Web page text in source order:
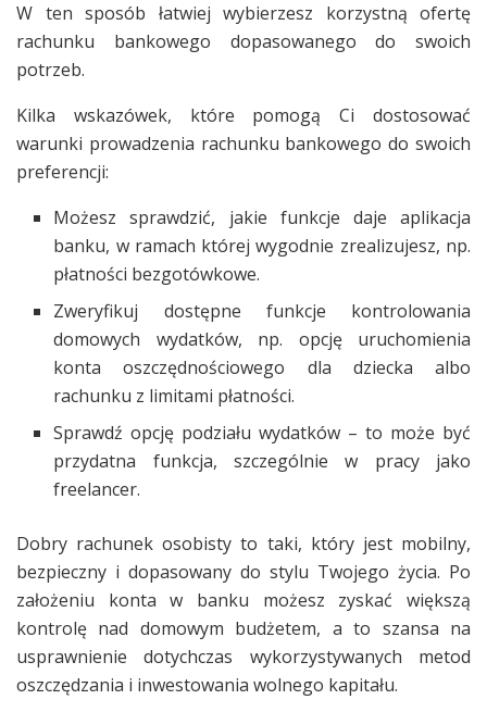
W ten sposób łatwiej wybierzesz korzystną ofertę
rachunku bankowego dopasowanego do swoich
potrzeb.
Kilka wskazówek, które pomogą Ci dostosować
warunki prowadzenia rachunku bankowego do swoich
preferencji:
Możesz sprawdzić, jakie funkcje daje aplikacja
banku, w ramach której wygodnie zrealizujesz, np.
płatności bezgotówkowe.
Zweryfikuj dostępne funkcje kontrolowania
domowych wydatków, np. opcję uruchomienia
konta oszczędnościowego dla dziecka albo
rachunku z limitami płatności.
Sprawdź opcję podziału wydatków – to może być
przydatna funkcja, szczególnie w pracy jako
freelancer.
Dobry rachunek osobisty to taki, który jest mobilny,
bezpieczny i dopasowany do stylu Twojego życia. Po
założeniu konta w banku możesz zyskać większą
kontrolę nad domowym budżetem, a to szansa na
usprawnienie dotychczas wykorzystywanych metod
oszczędzania i inwestowania wolnego kapitału.